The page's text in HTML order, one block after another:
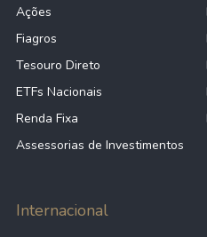
Ações
Fiagros
Tesouro Direto
ETFs Nacionais
Renda Fixa
Assessorias de Investimentos
Internacional